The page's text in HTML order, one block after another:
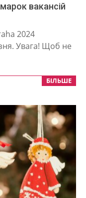
вакансій
2024
Увага! Щоб не
БІЛЬШЕ